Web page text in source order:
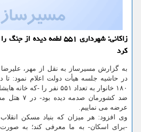
زاکانی: شهرداری ۵۵۱ لطمه
کرد
به گزارش مسیرساز به نقل از مهر، علیرضا
در حاشیه جلسه هیأت دولت اعلام نمود: تا
۱۸۰ خانوار به تعداد ۵۵۱ نفر
ضد کشورمان صدمه دیده بود- در ۷ هتل مستقر کرد آنها
عرضه می نماییم.
وی افزود: هر میزان که بنیاد مسکن
-برای اسکان- به ما معرفی کند؛ به